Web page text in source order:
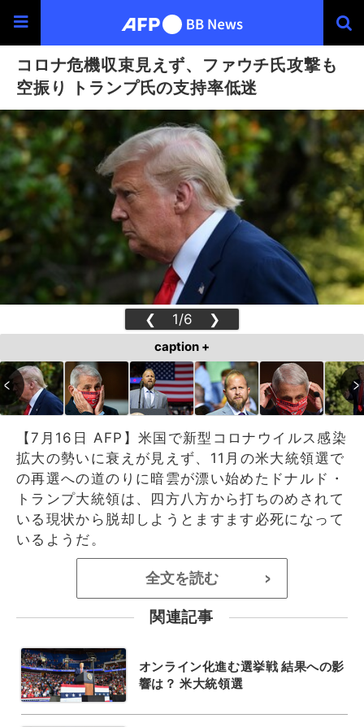
コロナ危機収束見えず、ファウチ氏攻撃も
空振り トランプ氏の支持率低迷
❮ 1/6 ❯
caption +
【7月16日 AFP】米国で新型コロナウイルス感染
拡大の勢いに衰えが見えず、11月の米大統領選で
の再選への道のりに暗雲が漂い始めたドナルド・
トランプ大統領は、四方八方から打ちのめされて
いる現状から脱却しようとますます必死になって
いるようだ。
全文を読む >
関連記事
オンライン化進む選挙戦 結果への影
響は？ 米大統領選